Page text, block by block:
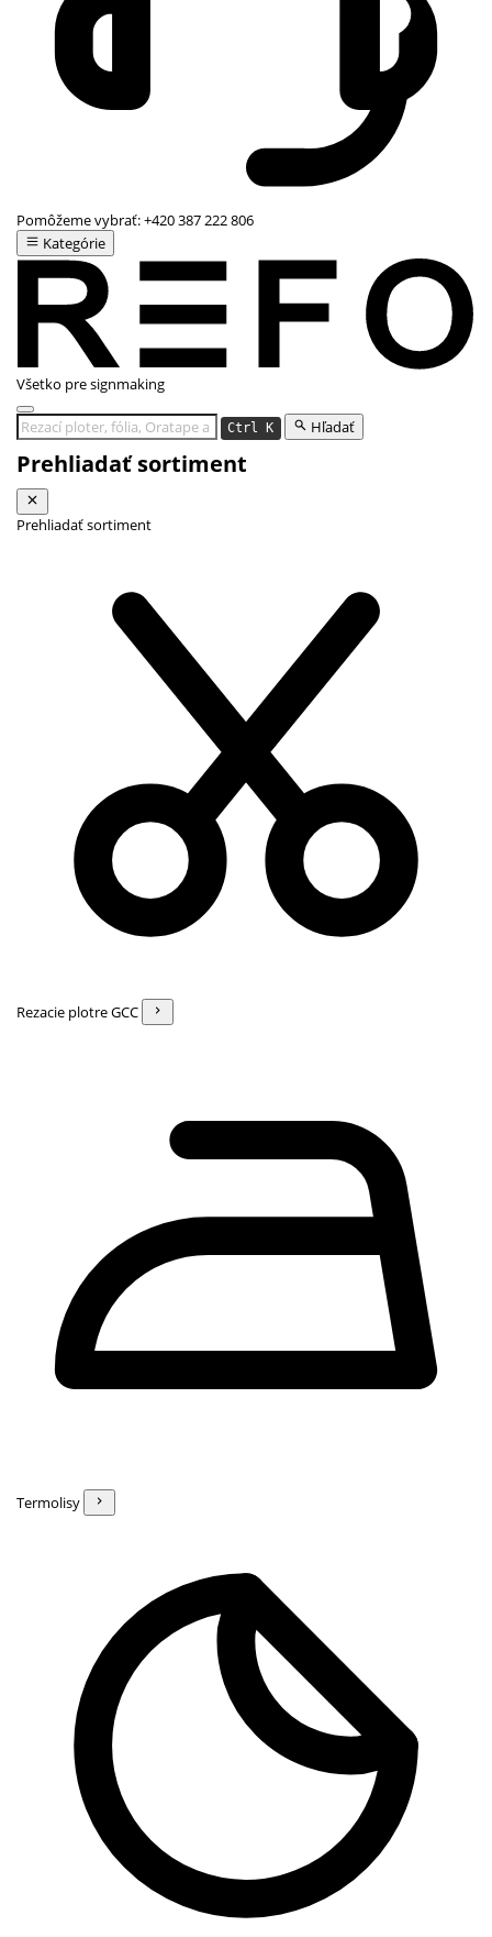
Pomôžeme vybrať:+420 387 222 806
Kategórie
Všetko pre signmaking
Ctrl K Hľadať
Prehliadať sortiment
Prehliadať sortiment
Rezacie plotre GCC
Termolisy